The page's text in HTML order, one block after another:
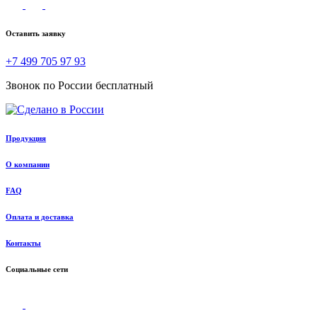
Оставить заявку
+7 499 705 97 93
Звонок по России бесплатный
Продукция
О компании
FAQ
Оплата и доставка
Контакты
Социальные сети